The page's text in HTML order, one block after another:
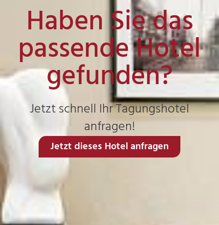
Haben Sie das
passende Hotel
gefunden?
Jetzt schnell Ihr Tagungshotel
anfragen!
Jetzt dieses Hotel anfragen